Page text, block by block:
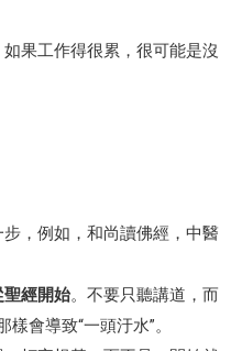
果工作得很累，很可能是沒
，例如，和尚讀佛經，中醫
聖經開始。不要只聽講道，而
會導致“一頭汙水”。